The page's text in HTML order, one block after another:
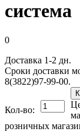
система
0
Доставка 1-2 дн.
Сроки доставки
8(3822)97-99-00.
Кол-во:
розничных